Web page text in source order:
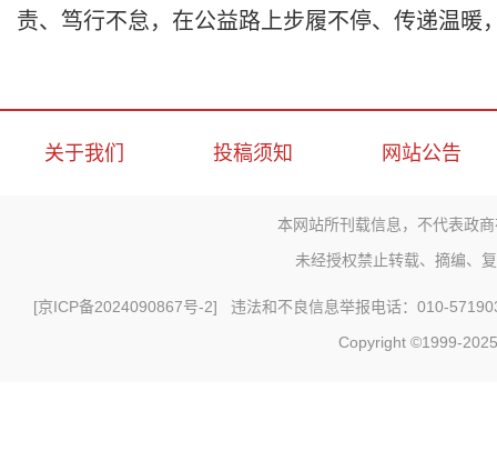
责、笃行不怠，在公益路上步履不停、传递温
关于我们 投稿须知 网站公告
本网站所刊载信息，不代表政
未经授权禁止转载、摘编、
[京ICP备2024090867号-2] 违法和不良信息举报电话：010-
Copyright ©1999-